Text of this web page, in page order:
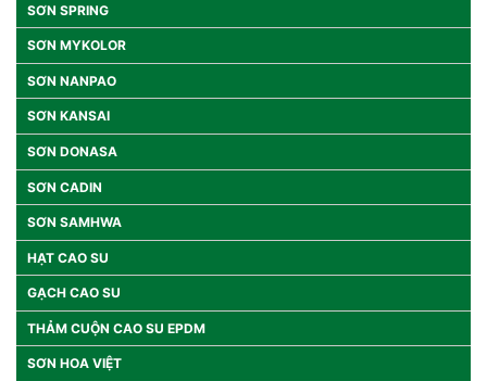
SƠN SPRING
SƠN MYKOLOR
SƠN NANPAO
SƠN KANSAI
SƠN DONASA
SƠN CADIN
SƠN SAMHWA
HẠT CAO SU
GẠCH CAO SU
THẢM CUỘN CAO SU EPDM
SƠN HOA VIỆT